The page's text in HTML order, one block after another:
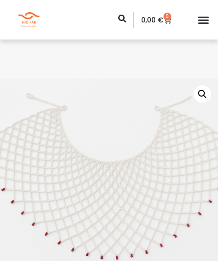
0,00 € 0